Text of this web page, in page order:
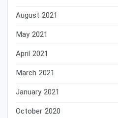
August 2021
May 2021
April 2021
March 2021
January 2021
October 2020